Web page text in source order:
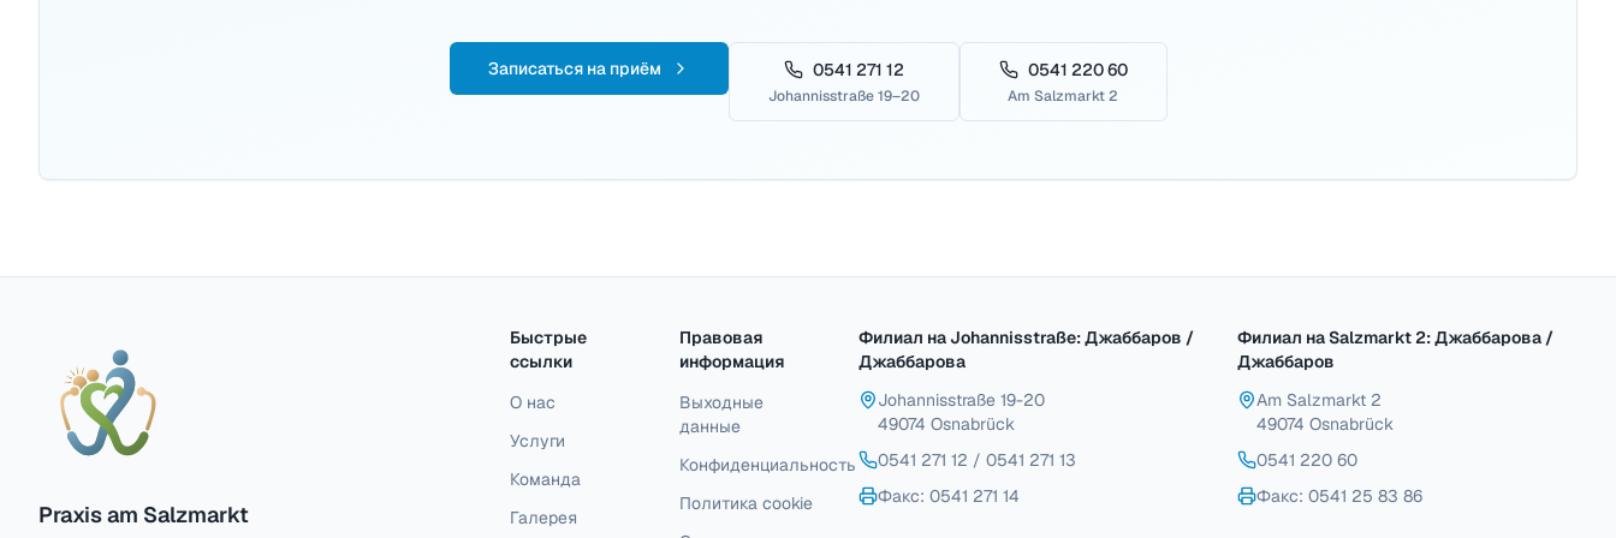
Записаться на приём 0541 271 12
Johannisstraße 19–20
0541 220 60
Am Salzmarkt 2
Praxis am Salzmarkt
Быстрые
ссылки
О нас
Услуги
Команда
Галерея
Правовая
информация
Выходные
данные
Конфиденциальность
Политика cookie
Филиал на Johannisstraße: Джаббаров /
Джаббарова
Johannisstraße 19-20
49074 Osnabrück
0541 271 12 / 0541 271 13
Факс: 0541 271 14
Филиал на Salzmarkt 2: Джаббарова /
Джаббаров
Am Salzmarkt 2
49074 Osnabrück
0541 220 60
Факс: 0541 25 83 86